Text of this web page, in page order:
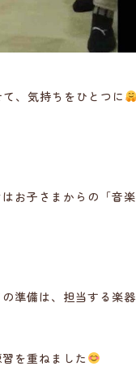
、気持ちをひとつに
お子さまからの「音楽
準備は、担当する楽器
を重ねました